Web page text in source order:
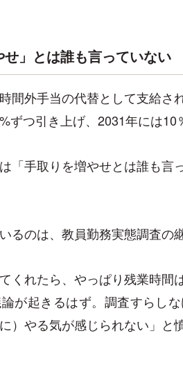
」とは誰も言っていない
間外手当の代替として支給さ
ずつ引き上げ、2031年には10
「手取りを増やせとは誰も言
るのは、教員勤務実態調査の
くれたら、やっぱり残業時
が起きるはず。調査すらし
）やる気が感じられない」と憤